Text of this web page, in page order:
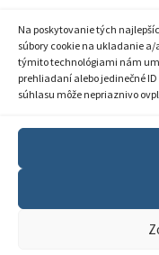
Na poskytovanie tých
súbory cookie na ukladanie
týmito technológiami nám
prehliadaní alebo jedinečné
súhlasu môže nepriaznivo